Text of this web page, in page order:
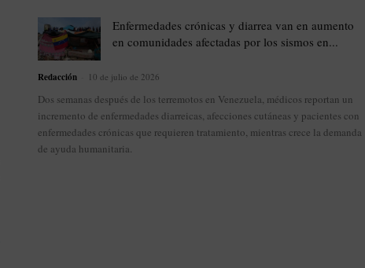
Enfermedades crónicas y diarrea van en aumento
en comunidades afectadas por los sismos en...
Redacción 10 de julio de 2026
Dos semanas después de los terremotos en Venezuela, médicos reportan un
incremento de enfermedades diarreicas, afecciones cutáneas y pacientes con
enfermedades crónicas que requieren tratamiento, mientras crece la demanda
de ayuda humanitaria.